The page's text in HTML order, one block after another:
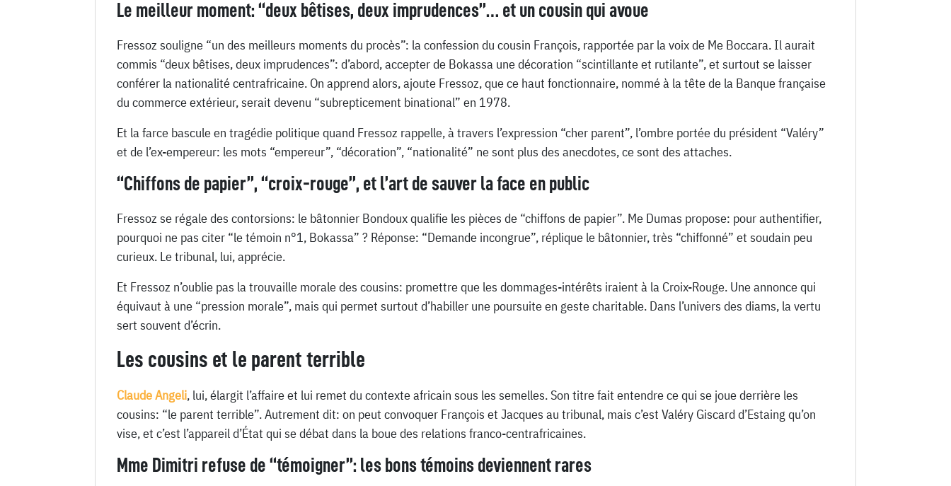
Le meilleur moment: “deux bêtises, deux imprudences”… et un cousin qui avoue
Fressoz souligne “un des meilleurs moments du procès”: la confession du cousin François, rapportée par la voix de Me Boccara. Il aurait
commis “deux bêtises, deux imprudences”: d’abord, accepter de Bokassa une décoration “scintillante et rutilante”, et surtout se laisser
conférer la nationalité centrafricaine. On apprend alors, ajoute Fressoz, que ce haut fonctionnaire, nommé à la tête de la Banque française
du commerce extérieur, serait devenu “subrepticement binational” en 1978.
Et la farce bascule en tragédie politique quand Fressoz rappelle, à travers l’expression “cher parent”, l’ombre portée du président “Valéry”
et de l’ex-empereur: les mots “empereur”, “décoration”, “nationalité” ne sont plus des anecdotes, ce sont des attaches.
“Chiffons de papier”, “croix-rouge”, et l’art de sauver la face en public
Fressoz se régale des contorsions: le bâtonnier Bondoux qualifie les pièces de “chiffons de papier”. Me Dumas propose: pour authentifier,
pourquoi ne pas citer “le témoin n°1, Bokassa” ? Réponse: “Demande incongrue”, réplique le bâtonnier, très “chiffonné” et soudain peu
curieux. Le tribunal, lui, apprécie.
Et Fressoz n’oublie pas la trouvaille morale des cousins: promettre que les dommages-intérêts iraient à la Croix-Rouge. Une annonce qui
équivaut à une “pression morale”, mais qui permet surtout d’habiller une poursuite en geste charitable. Dans l’univers des diams, la vertu
sert souvent d’écrin.
Les cousins et le parent terrible
Claude Angeli, lui, élargit l’affaire et lui remet du contexte africain sous les semelles. Son titre fait entendre ce qui se joue derrière les
cousins: “le parent terrible”. Autrement dit: on peut convoquer François et Jacques au tribunal, mais c’est Valéry Giscard d’Estaing qu’on
vise, et c’est l’appareil d’État qui se débat dans la boue des relations franco-centrafricaines.
Mme Dimitri refuse de “témoigner”: les bons témoins deviennent rares